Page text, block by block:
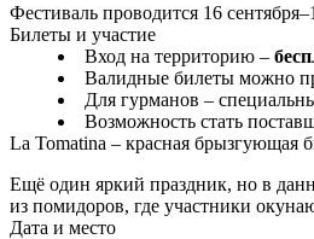
Фестиваль проводится 16
Билеты и участие
Вход на территорию –
Валидные билеты можно
Для гурманов –
Возможность стать
La Tomatina – красная брызгующая
Ещё один яркий праздник, но в
из помидоров, где участники
Дата и место